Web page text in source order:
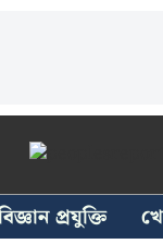
প্রযুক্তি